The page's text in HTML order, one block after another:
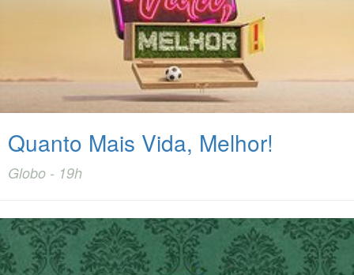
Quanto Mais Vida, Melhor!
Globo - 19h